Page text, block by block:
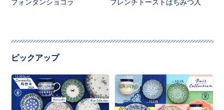
フォンダンショコラ フレンチトーストはちみつ入
ピックアップ